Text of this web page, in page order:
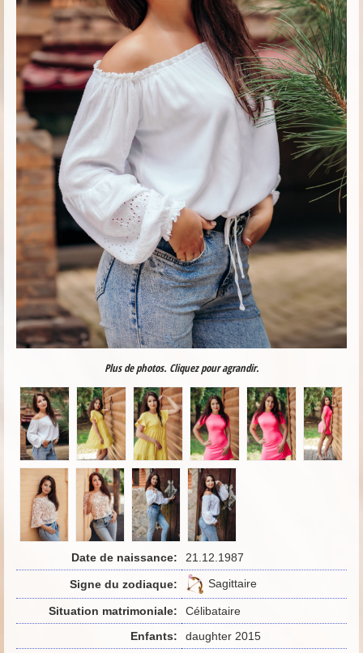
Plus de photos. Cliquez pour agrandir.
Date de naissance: 21.12.1987
Signe du zodiaque: Sagittaire
Situation matrimoniale:
Célibataire
Enfants:
daughter 2015